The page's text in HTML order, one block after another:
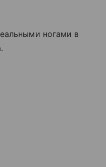
ногами в